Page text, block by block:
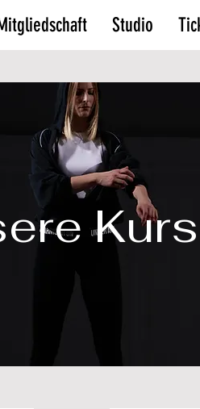
Studio